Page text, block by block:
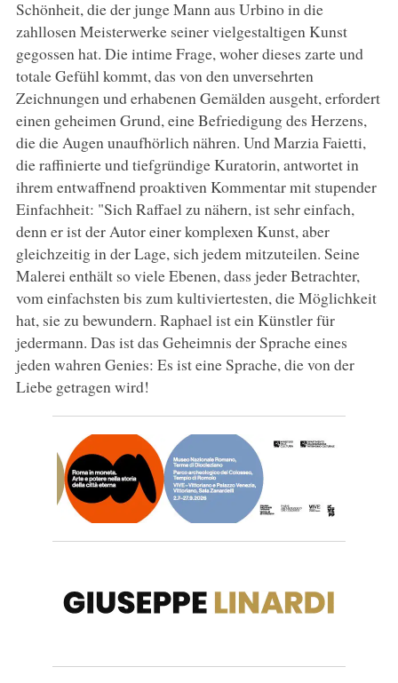
Schönheit, die der junge Mann aus Urbino in die
zahllosen Meisterwerke seiner vielgestaltigen Kunst
gegossen hat. Die intime Frage, woher dieses zarte und
totale Gefühl kommt, das von den unversehrten
Zeichnungen und erhabenen Gemälden ausgeht, erfordert
einen geheimen Grund, eine Befriedigung des Herzens,
die die Augen unaufhörlich nähren. Und Marzia Faietti,
die raffinierte und tiefgründige Kuratorin, antwortet in
ihrem entwaffnend proaktiven Kommentar mit stupender
Einfachheit: "Sich Raffael zu nähern, ist sehr einfach,
denn er ist der Autor einer komplexen Kunst, aber
gleichzeitig in der Lage, sich jedem mitzuteilen. Seine
Malerei enthält so viele Ebenen, dass jeder Betrachter,
vom einfachsten bis zum kultiviertesten, die Möglichkeit
hat, sie zu bewundern. Raphael ist ein Künstler für
jedermann. Das ist das Geheimnis der Sprache eines
jeden wahren Genies: Es ist eine Sprache, die von der
Liebe getragen wird!